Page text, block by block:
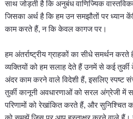
साथ जोड़ती है कि अनुबंध वाणिज्यिक
जिसका अर्थ है कि हम उन समझौतों पर ध्यान
काम करते हैं, न कि केवल कागज पर।
हम अंतर्राष्ट्रीय ग्राहकों का सीधे समर्थन
व्यक्तियों को हम सलाह देते हैं उनमें से कई
अंदर काम करने वाले विदेशी हैं, इसलिए स्पष्ट
तुर्की कानूनी अवधारणाओं को सरल अंग्रेजी में
परिणामों को रेखांकित करते हैं, और